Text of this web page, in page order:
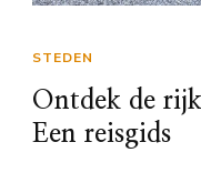
STEDEN
Ontdek de
Een reisgids